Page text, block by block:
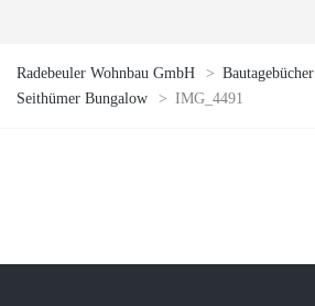
Radebeuler Wohnbau GmbH > Bautagebücher
Seithümer Bungalow
> IMG_4491